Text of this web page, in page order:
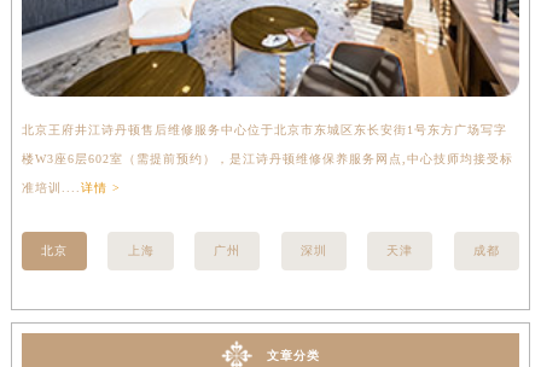
北京王府井江诗丹顿售后维修服务中心位于北京市东城区东长安街1号东方广场写字
楼W3座6层602室（需提前预约），是江诗丹顿维修保养服务网点,中心技师均接受标
准培训.... 详情 >
北京 上海 广州 深圳 天津 成都
文章分类